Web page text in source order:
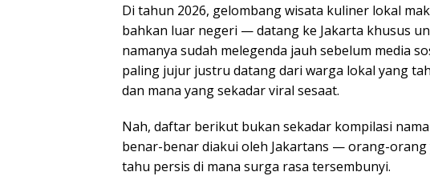
Di tahun 2026, gelombang wisata kuliner lokal
bahkan luar negeri — datang ke Jakarta khusus
namanya sudah melegenda jauh sebelum media
paling jujur justru datang dari warga lokal yang
dan mana yang sekadar viral sesaat.
Nah, daftar berikut bukan sekadar kompilasi
benar-benar diakui oleh Jakartans — orang-
tahu persis di mana surga rasa tersembunyi.